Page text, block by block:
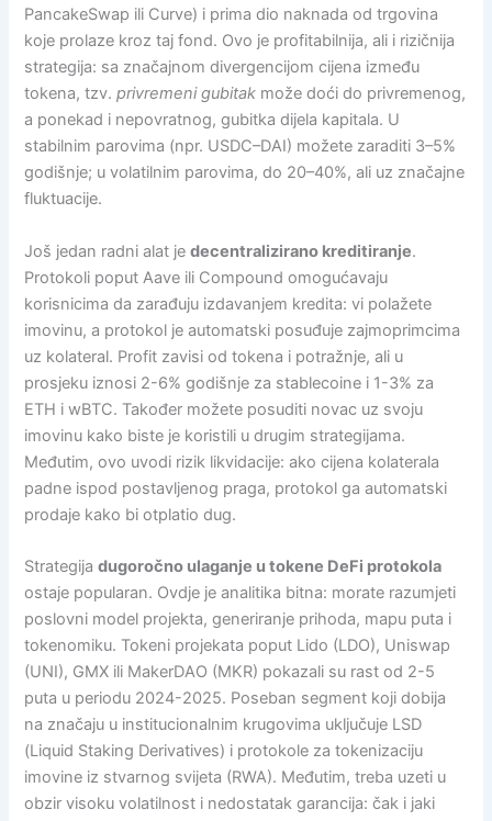
PancakeSwap ili Curve) i prima dio naknada od trgovina
koje prolaze kroz taj fond. Ovo je profitabilnija, ali i rizičnija
strategija: sa značajnom divergencijom cijena između
tokena, tzv.privremeni gubitak može doći do privremenog,
a ponekad i nepovratnog, gubitka dijela kapitala. U
stabilnim parovima (npr. USDC–DAI) možete zaraditi 3–5%
godišnje; u volatilnim parovima, do 20–40%, ali uz značajne
fluktuacije.
Još jedan radni alat jedecentralizirano kreditiranje.
Protokoli poput Aave ili Compound omogućavaju
korisnicima da zarađuju izdavanjem kredita: vi polažete
imovinu, a protokol je automatski posuđuje zajmoprimcima
uz kolateral. Profit zavisi od tokena i potražnje, ali u
prosjeku iznosi 2-6% godišnje za stablecoine i 1-3% za
ETH i wBTC. Također možete posuditi novac uz svoju
imovinu kako biste je koristili u drugim strategijama.
Međutim, ovo uvodi rizik likvidacije: ako cijena kolaterala
padne ispod postavljenog praga, protokol ga automatski
prodaje kako bi otplatio dug.
Strategijadugoročno ulaganje u tokene DeFi protokola
ostaje popularan. Ovdje je analitika bitna: morate razumjeti
poslovni model projekta, generiranje prihoda, mapu puta i
tokenomiku. Tokeni projekata poput Lido (LDO), Uniswap
(UNI), GMX ili MakerDAO (MKR) pokazali su rast od 2-5
puta u periodu 2024-2025. Poseban segment koji dobija
na značaju u institucionalnim krugovima uključuje LSD
(Liquid Staking Derivatives) i protokole za tokenizaciju
imovine iz stvarnog svijeta (RWA). Međutim, treba uzeti u
obzir visoku volatilnost i nedostatak garancija: čak i jaki